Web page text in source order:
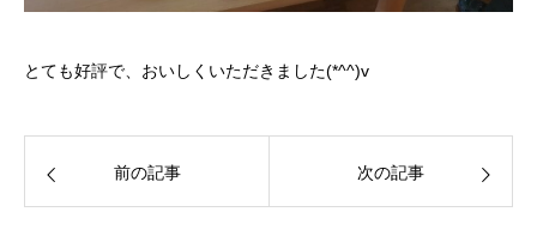
とても好評で、おいしくいただきました(*^^)v
前の記事 次の記事